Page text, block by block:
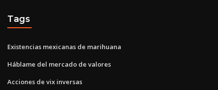
Tags
Existencias mexicanas de marihuana
Háblame del mercado de valores
Acciones de vix inversas